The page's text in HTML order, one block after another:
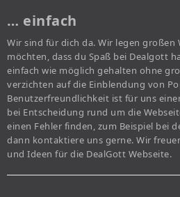
… einfach
Wir sind für dich da. Wir legen großen
möchten, dass du Spaß bei Dealgott
einfach wie möglich gehalten ohne
verzichten auf die Einblendung von
Benutzerfreundlichkeit ist für uns
bei Entscheidung rund um die
einen Fehler finden, zum Beispiel bei
dann kontaktiere uns gerne. Wir
und Ideen für die DealGott Webseite.